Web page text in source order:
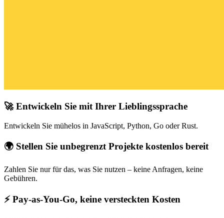
🚀 Entwickeln Sie mit Ihrer Lieblingssprache
Entwickeln Sie mühelos in JavaScript, Python, Go oder Rust.
🌍 Stellen Sie unbegrenzt Projekte kostenlos bereit
Zahlen Sie nur für das, was Sie nutzen – keine Anfragen, keine
Gebühren.
⚡ Pay-as-You-Go, keine versteckten Kosten